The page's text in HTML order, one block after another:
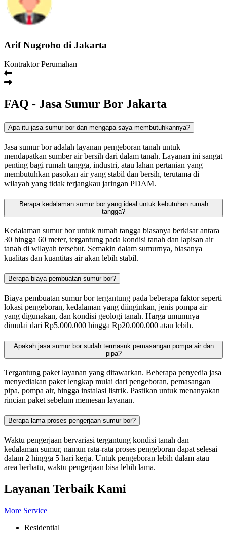
Arif Nugroho di Jakarta
Kontraktor Perumahan
FAQ - Jasa Sumur Bor Jakarta
Apa itu jasa sumur bor dan mengapa saya membutuhkannya?
Jasa sumur bor adalah layanan pengeboran tanah untuk
mendapatkan sumber air bersih dari dalam tanah. Layanan ini sangat
penting bagi rumah tangga, industri, atau lahan pertanian yang
membutuhkan pasokan air yang stabil dan bersih, terutama di
wilayah yang tidak terjangkau jaringan PDAM.
Berapa kedalaman sumur bor yang ideal untuk kebutuhan rumah
tangga?
Kedalaman sumur bor untuk rumah tangga biasanya berkisar antara
30 hingga 60 meter, tergantung pada kondisi tanah dan lapisan air
tanah di wilayah tersebut. Semakin dalam sumurnya, biasanya
kualitas dan kuantitas air akan lebih stabil.
Berapa biaya pembuatan sumur bor?
Biaya pembuatan sumur bor tergantung pada beberapa faktor seperti
lokasi pengeboran, kedalaman yang diinginkan, jenis pompa air
yang digunakan, dan kondisi geologi tanah. Harga umumnya
dimulai dari Rp5.000.000 hingga Rp20.000.000 atau lebih.
Apakah jasa sumur bor sudah termasuk pemasangan pompa air dan
pipa?
Tergantung paket layanan yang ditawarkan. Beberapa penyedia jasa
menyediakan paket lengkap mulai dari pengeboran, pemasangan
pipa, pompa air, hingga instalasi listrik. Pastikan untuk menanyakan
rincian paket sebelum memesan layanan.
Berapa lama proses pengerjaan sumur bor?
Waktu pengerjaan bervariasi tergantung kondisi tanah dan
kedalaman sumur, namun rata-rata proses pengeboran dapat selesai
dalam 2 hingga 5 hari kerja. Untuk pengeboran lebih dalam atau
area berbatu, waktu pengerjaan bisa lebih lama.
Layanan Terbaik Kami
More Service
Residential